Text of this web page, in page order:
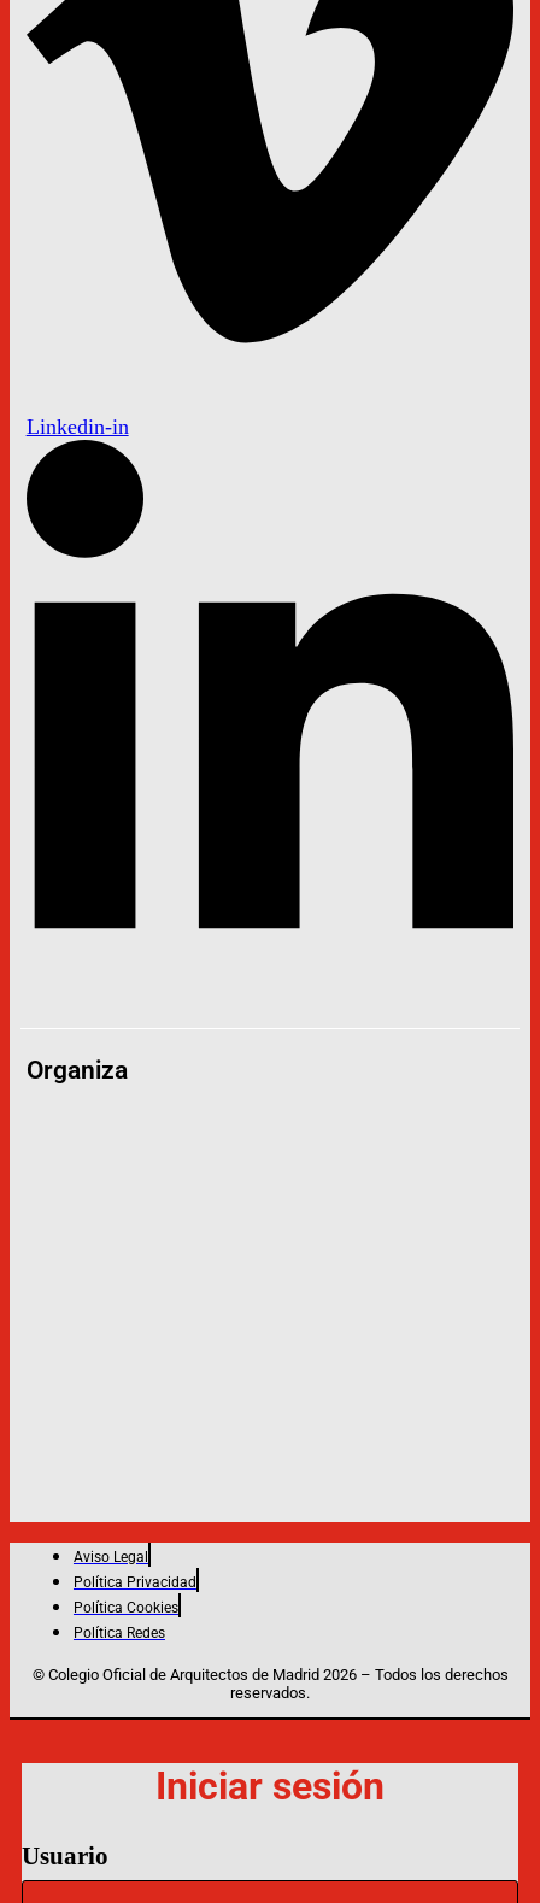
Linkedin-in
Organiza
Aviso Legal
Política Privacidad
Política Cookies
Política Redes
© Colegio Oficial de Arquitectos de Madrid 2026 – Todos los derechos
reservados.
Iniciar sesión
Usuario